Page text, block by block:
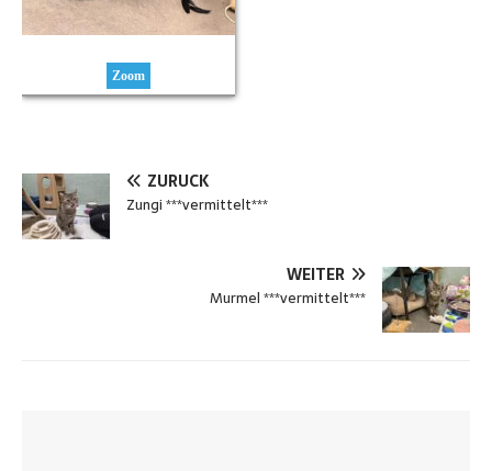
Zoom
ZURÜCK
Zungi ***vermittelt***
WEITER
Murmel ***vermittelt***